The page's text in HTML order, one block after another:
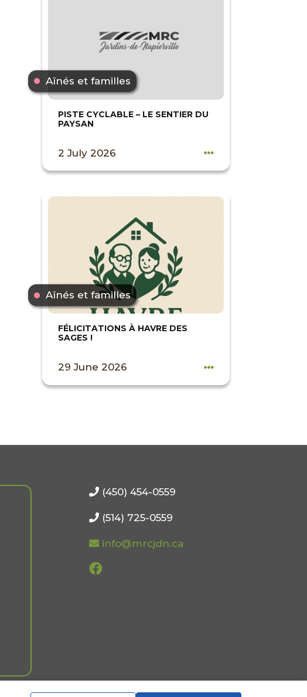
Aînés et familles
PISTE CYCLABLE – LE SENTIER DU
PAYSAN
2 July 2026
Aînés et familles
FÉLICITATIONS À HAVRE DES
SAGES !
29 June 2026
(450) 454-0559
(514) 725-0559
info@mrcjdn.ca